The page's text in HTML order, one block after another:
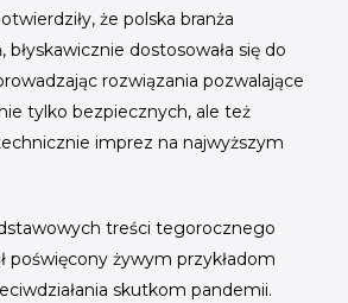
że polska branża
błyskawicznie dostosowała się do
rozwiązania pozwalające
tylko bezpiecznych, ale też
imprez na najwyższym
treści tegorocznego
poświęcony żywym przykładom
skutkom pandemii.